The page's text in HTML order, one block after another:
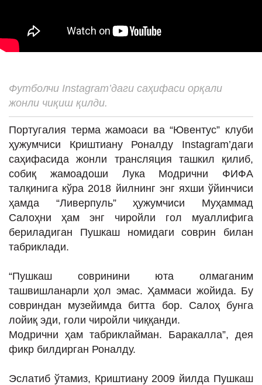
ЛОЙИҲАЛАР
Таҳлил
Реклама
ТЕХНОЛОГИЯ
Футболчи Instagram’даги саҳифаси орқали
жонли чиқиш қилди.
Португалия терма жамоаси ва “Ювентус” клуби
ҳужумчиси Криштиану Роналду Instagram’даги
саҳифасида жонли трансляция ташкил қилиб,
собиқ жамоадоши Лука Модрични ФИФА
талқинига кўра 2018 йилнинг энг яхши ўйинчиси
ҳамда “Ливерпуль” ҳужумчиси Муҳаммад
Салоҳни ҳам энг чиройли гол муаллифига
бериладиган Пушкаш номидаги соврин билан
табриклади.
“Пушкаш совринини юта олмаганим
ташвишланарли ҳол эмас. Ҳаммаси жойида. Бу
совриндан музейимда битта бор. Салоҳ бунга
лойиқ эди, голи чиройли чиққанди.
Модрични ҳам табриклайман. Баракалла”, дея
фикр билдирган Роналду.
Эслатиб ўтамиз, Криштиану 2009 йилда Пушкаш